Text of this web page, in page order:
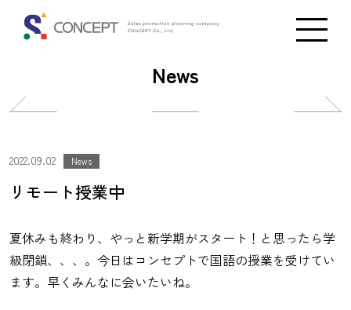
News
投
ナ
ビ
ゲ
ー
シ
ョ
ン
シ
ョ
2022.09.02 News
リモート授業中
夏休みも終わり、やっと新学期がスタート！と思ったら学
級閉鎖、、、。今日はコンセプトで国語の授業を受けてい
ます。早くみんなに会いたいね。